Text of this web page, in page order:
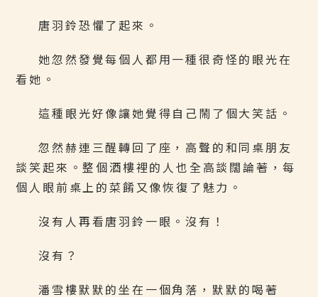
唐羽鈴恐懼了起來。
她忽然發覺每個人都用一種很奇怪的眼光在
看她。
這種眼光好像讓她覺得自己鬧了個大笑話。
忽然赫連三醒轉回了座，高聲的和同桌朋友
談笑起來。整個酒樓裡的人也全高談闊論著，每
個人眼前桌上的菜餚又像恢復了魅力。
沒有人再看唐羽鈴一眼。沒有！
沒有？
潘雪樓默默的坐在一個角落，默默的喝著